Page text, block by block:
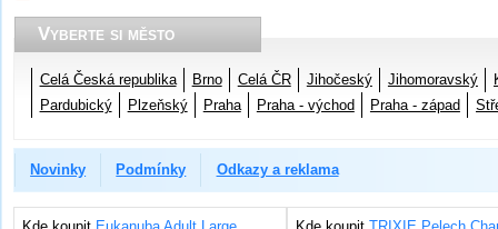
Vyberte si město
Celá Česká republika Brno Celá ČR Jihočeský Jihomoravský
Pardubický
Plzeňský Praha Praha - východ Praha - západ
Novinky Podmínky Odkazy a reklama